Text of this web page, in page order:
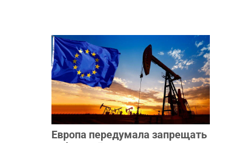
Европа передумала запрещать